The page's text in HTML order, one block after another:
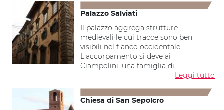
Palazzo Salviati
Il palazzo aggrega strutture
medievali le cui tracce sono ben
visibili nel fianco occidentale.
L'accorpamento si deve ai
Ciampolini, una famiglia di...
Leggi tutto
Chiesa di San Sepolcro